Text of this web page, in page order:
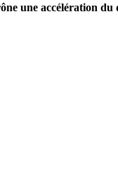
une accélération du